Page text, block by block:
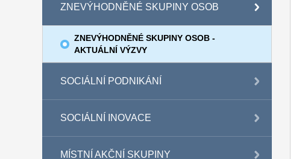
ZNEVÝHODNĚNÉ SKUPINY OSOB
ZNEVÝHODNĚNÉ SKUPINY OSOB -
AKTUÁLNÍ VÝZVY
SOCIÁLNÍ PODNIKÁNÍ
SOCIÁLNÍ INOVACE
MÍSTNÍ AKČNÍ SKUPINY